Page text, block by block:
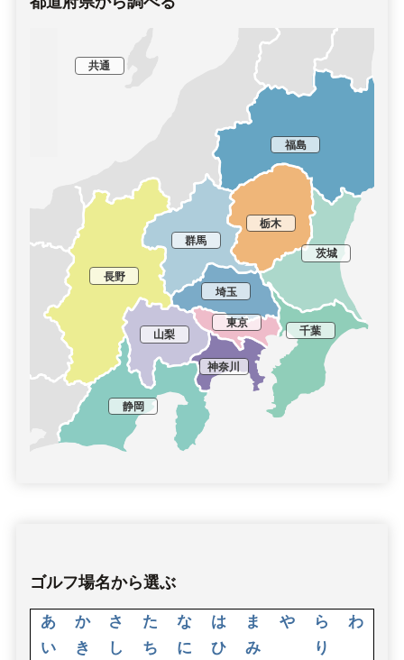
共通
福島
栃木
群馬
長野
埼玉
茨城
山梨
東京
千葉
神奈川
静岡
ゴルフ場名から選ぶ
あ か さ た な は ま や ら
わ
い
き し ち に ひ み
り